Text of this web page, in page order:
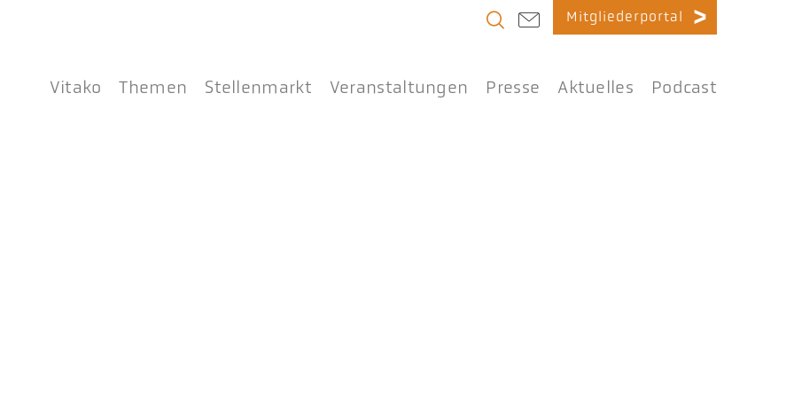
Mitgliederportal
Vitako Themen Stellenmarkt Veranstaltungen Presse Aktuelles Podcast